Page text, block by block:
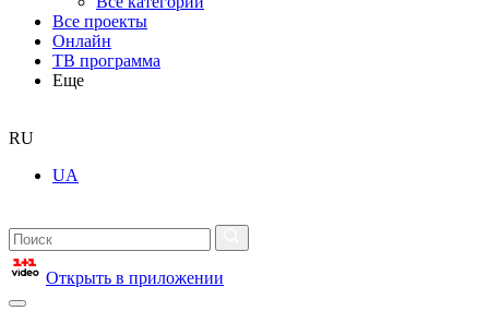
Все проекты
Онлайн
ТВ программа
Еще
RU
UA
Открыть в приложении